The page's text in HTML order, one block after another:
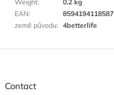
Weight:
0.2 kg
EAN:
8594194118587
země původu: 4betterlife
Contact